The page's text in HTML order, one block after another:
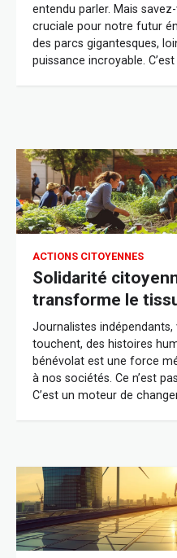
entendu parler. Mais
cruciale pour notre futur
des parcs gigantesques,
puissance incroyable.
ACTIONS CITOYENNES
Solidarité
transforme le
Journalistes
touchent, des histoires
bénévolat est une force
à nos sociétés. Ce n’est
C’est un moteur de